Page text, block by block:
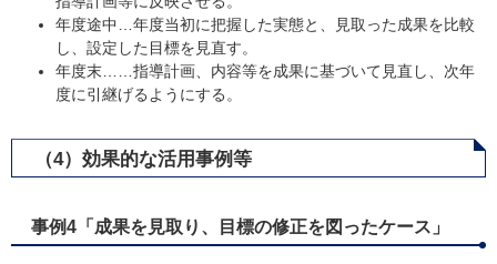
年度途中…年度当初に把握した実態と、見取った成果を比較
し、設定した目標を見直す。
年度末……指導計画、内容等を成果に基づいて見直し、次年
度に引継げるようにする。
（4）効果的な活用事例等
事例4「成果を見取り、目標の修正を図ったケース」